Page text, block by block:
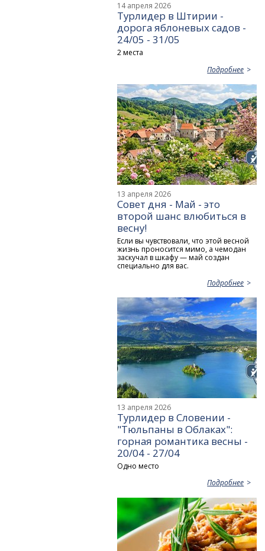
14 апреля 2026
Турлидер в Штирии -
дорога яблоневых садов -
24/05 - 31/05
2 места
Подробнее
13 апреля 2026
Совет дня - Май - это
второй шанс влюбиться в
весну!
Если вы чувствовали, что этой весной
жизнь проносится мимо, а чемодан
заскучал в шкафу — май создан
специально для вас.
Подробнее
13 апреля 2026
Турлидер в Словении -
"Тюльпаны в Облаках":
горная романтика весны -
20/04 - 27/04
Одно место
Подробнее